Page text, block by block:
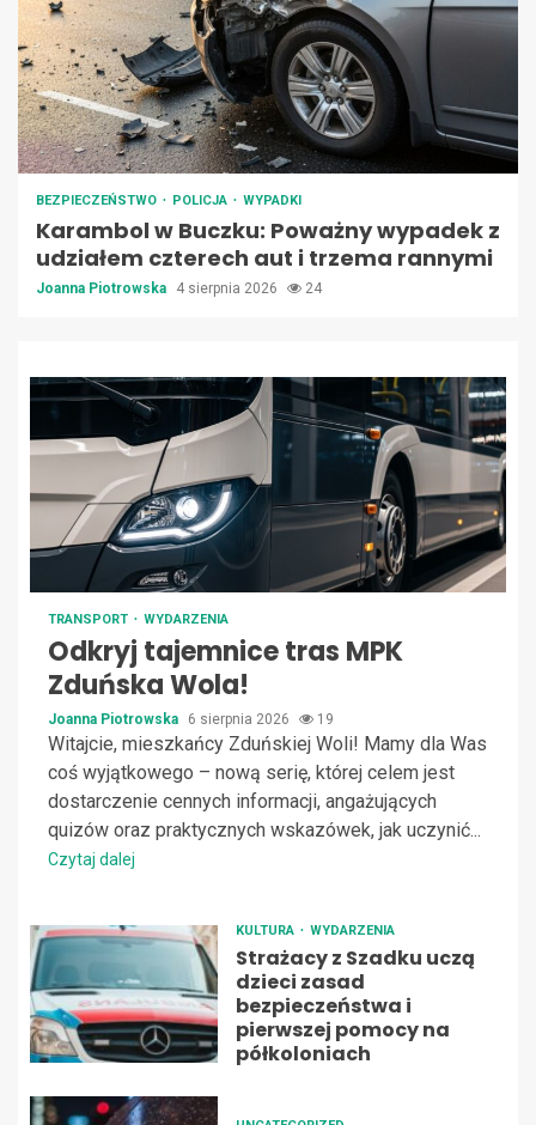
BEZPIECZEŃSTWO POLICJA WYPADKI
Karambol w Buczku: Poważny wypadek z
udziałem czterech aut i trzema rannymi
Joanna Piotrowska 4 sierpnia 2026 24
TRANSPORT WYDARZENIA
Odkryj tajemnice tras MPK
Zduńska Wola!
Joanna Piotrowska 6 sierpnia 2026 19
Witajcie, mieszkańcy Zduńskiej Woli! Mamy dla Was
coś wyjątkowego – nową serię, której celem jest
dostarczenie cennych informacji, angażujących
quizów oraz praktycznych wskazówek, jak uczynić...
Czytaj dalej
KULTURA WYDARZENIA
Strażacy z Szadku uczą
dzieci zasad
bezpieczeństwa i
pierwszej pomocy na
półkoloniach